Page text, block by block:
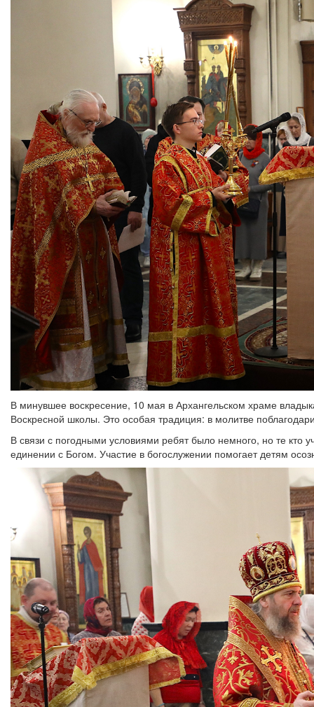
В минувшее воскресение, 10 мая в Архангельском храме
Воскресной школы. Это особая традиция: в молитве
В связи с погодными условиями ребят было немного, но те кто
единении с Богом. Участие в богослужении помогает детям